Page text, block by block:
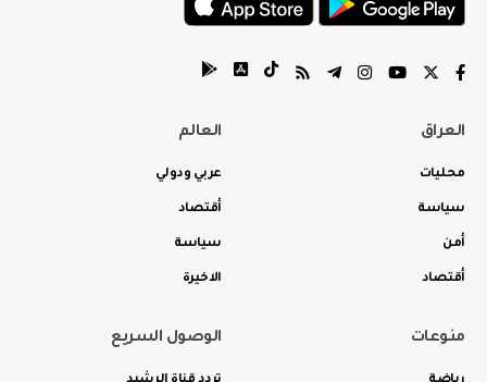
العراق
محليات
سياسة
أمن
أقتصاد
العالم
عربي ودولي
أقتصاد
سياسة
الاخيرة
منوعات الوصول السريع